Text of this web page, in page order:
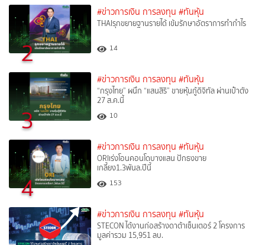
2
#ข่าวการเงิน การลงทุน #ทันหุ้น
THAIรุกขยายฐานรายได้ เข้มรักษาอัตราการทำกำไร
14
3
#ข่าวการเงิน การลงทุน #ทันหุ้น
“กรุงไทย” ผนึก “แสนสิริ” ขายหุ้นกู้ดิจิทัล ผ่านเป๋าตัง
27 ส.ค.นี้
10
4
#ข่าวการเงิน การลงทุน #ทันหุ้น
ORIเร่งโอนคอนโดบางแสน ปักธงขาย
เกลี้ยง1.3พันล.ปีนี้
153
#ข่าวการเงิน การลงทุน #ทันหุ้น
STECON ได้งานก่อสร้างดาต้าเซ็นเตอร์ 2 โครงการ
มูลค่ารวม 15,951 ลบ.